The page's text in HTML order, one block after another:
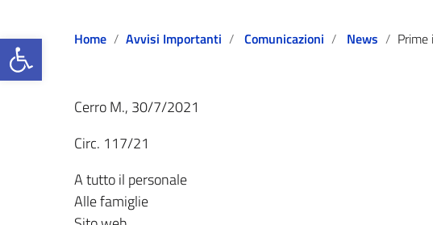
Open toolbar
Home Avvisi Importanti Comunicazioni News Prime
Cerro M., 30/7/2021
Circ. 117/21
A tutto il personale
Alle famiglie